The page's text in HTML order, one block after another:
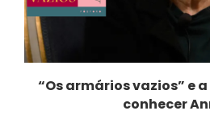
“Os armários vazios” e
conhecer